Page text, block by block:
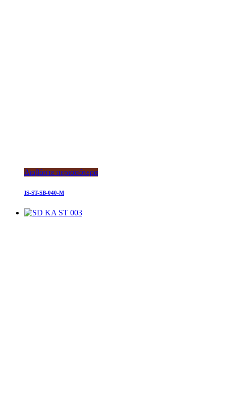
Διαβάστε περισσότερα
IS-ST-SB-040-M